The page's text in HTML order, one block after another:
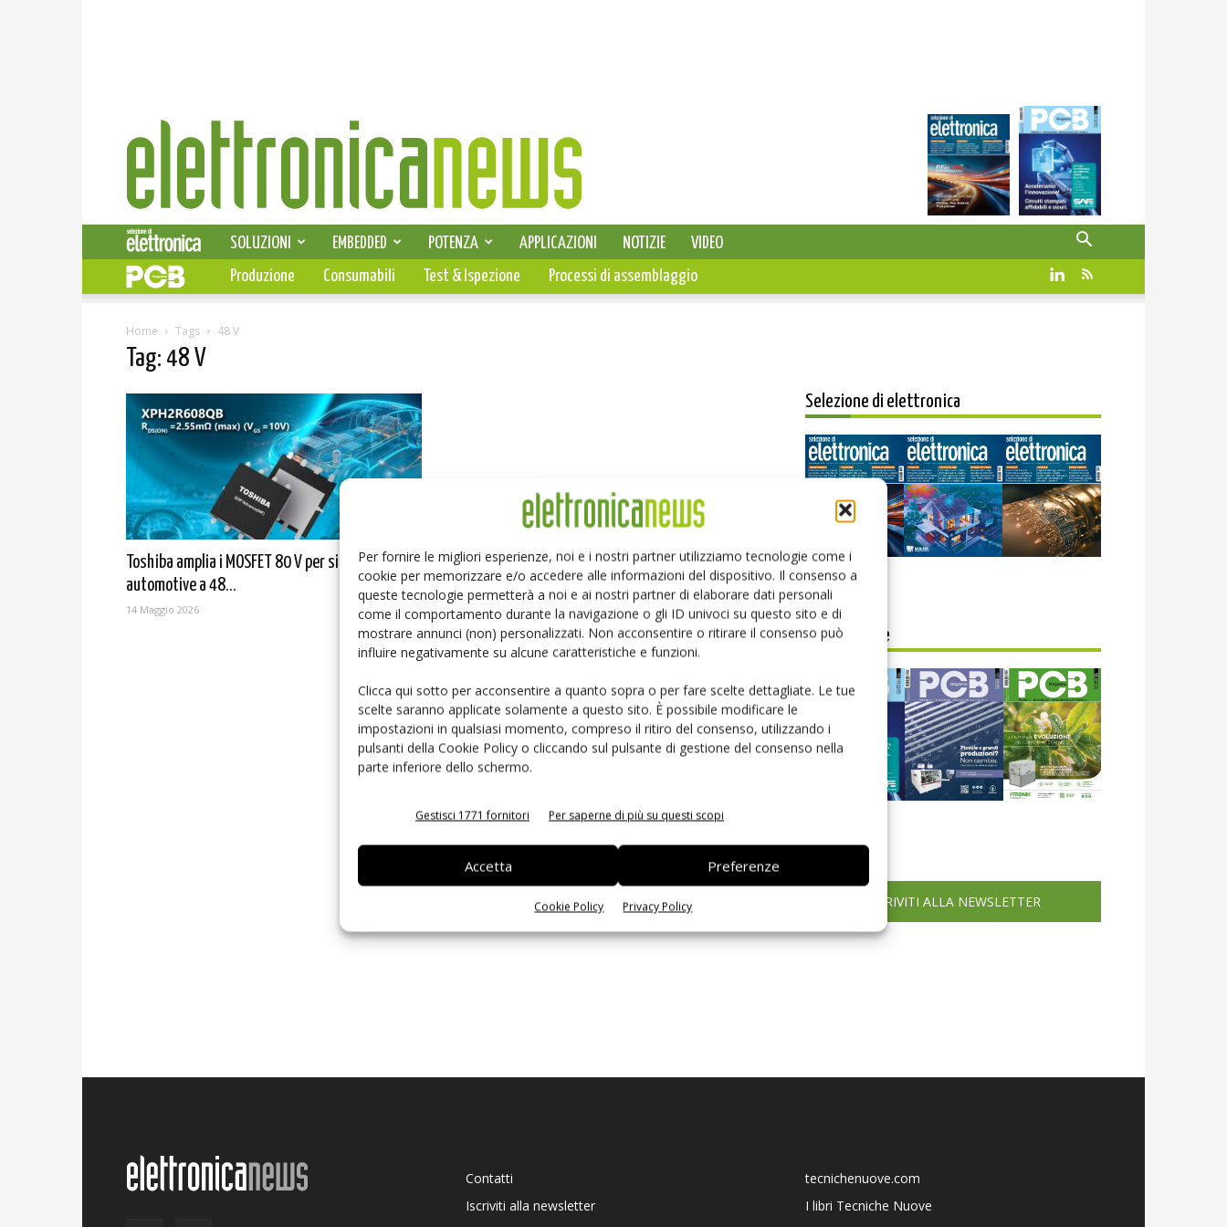
Per fornire le migliori esperienze, noi e i nostri partner utilizziamo tecnologie come i
cookie per memorizzare e/o accedere alle informazioni del dispositivo. Il consenso a
queste tecnologie permetterà a noi e ai nostri partner di elaborare dati personali
come il comportamento durante la navigazione o gli ID univoci su questo sito e di
mostrare annunci (non) personalizzati. Non acconsentire o ritirare il consenso può
influire negativamente su alcune caratteristiche e funzioni.
Clicca qui sotto per acconsentire a quanto sopra o per fare scelte dettagliate. Le tue
scelte saranno applicate solamente a questo sito. È possibile modificare le
impostazioni in qualsiasi momento, compreso il ritiro del consenso, utilizzando i
pulsanti della Cookie Policy o cliccando sul pulsante di gestione del consenso nella
parte inferiore dello schermo.
Gestisci 1771 fornitori Per saperne di più su questi scopi
Accetta Preferenze
Cookie Policy Privacy Policy
Elettronica
News
SELEZIONE DI ELETTRONICA
SOLUZIONI EMBEDDED POTENZA APPLICAZIONI NOTIZIE
VIDEO
PCB
Produzione Consumabili Test & Ispezione Processi di assemblaggio
Home Tags 48 V
Tag: 48 V
Toshiba amplia i MOSFET 80 V per sistemi
automotive a 48...
14 Maggio 2026
Selezione di elettronica
Edicola web
PCB Magazine
ISCRIVITI ALLA NEWSLETTER
Contatti
Iscriviti alla newsletter
tecnichenuove.com
I libri Tecniche Nuove